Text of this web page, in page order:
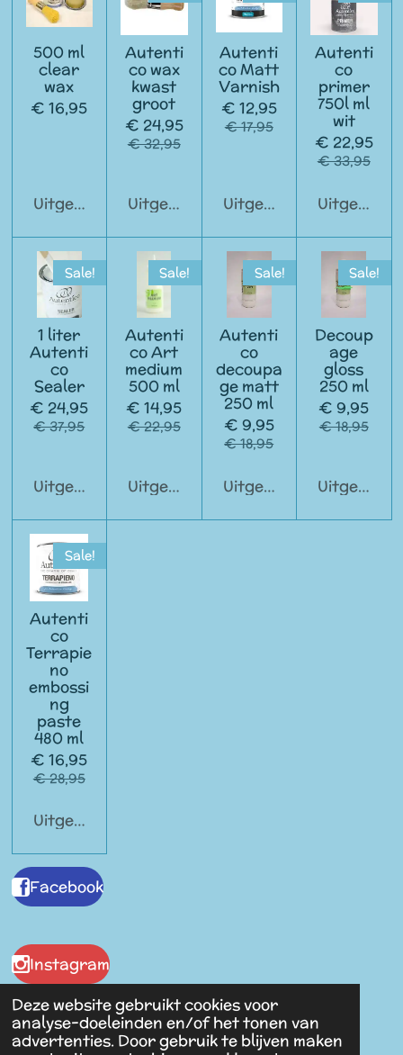
Deze website gebruikt cookies voor
analyse-doeleinden en/of het tonen van
advertenties. Door gebruik te blijven maken
500 ml
clear
wax
€ 16,95
Uitgeschakeld
Autenti
co wax
kwast
groot
€ 24,95
€ 32,95
Uitgeschakeld
Autenti
co Matt
Varnish
€ 12,95
€ 17,95
Uitgeschakeld
Autenti
co
primer
750l ml
wit
€ 22,95
€ 33,95
Sale!
1 liter
Autenti
co
Sealer
€ 24,95
€ 37,95
Uitgeschakeld
Sale!
Autenti
co Art
medium
500 ml
€ 14,95
€ 22,95
Uitgeschakeld
Sale!
Autenti
co
decoupa
ge matt
250 ml
€ 9,95
€ 18,95
Uitgeschakeld
Sale!
Decoup
age
gloss
250 ml
€ 9,95
€ 18,95
Sale!
Autenti
co
Terrapie
no
embossi
ng
paste
480 ml
€ 16,95
€ 28,95
Uitgeschakeld
Facebook
Instagram
Malaika Antiques